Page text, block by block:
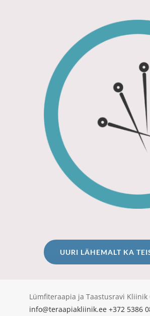
UURI LÄHEMALT KA
Lümfiteraapia ja Taastusravi Kliinik
info@teraapiakliinik.ee +372 5386